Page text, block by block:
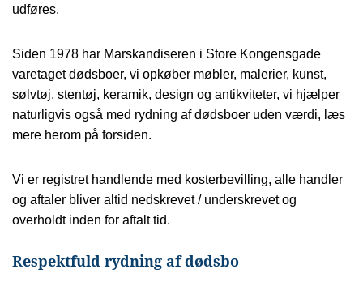
udføres.
Siden 1978 har Marskandiseren i Store Kongensgade
varetaget dødsboer, vi opkøber møbler, malerier, kunst,
sølvtøj, stentøj, keramik, design og antikviteter, vi hjælper
naturligvis også med rydning af dødsboer uden værdi, læs
mere herom på forsiden.
Vi er registret handlende med kosterbevilling, alle handler
og aftaler bliver altid nedskrevet / underskrevet og
overholdt inden for aftalt tid.
Respektfuld rydning af dødsbo